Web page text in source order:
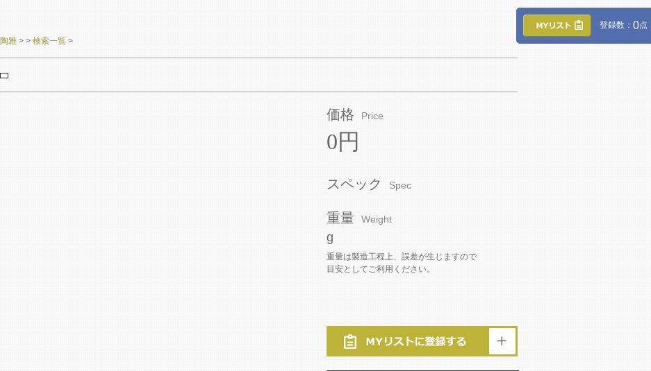
登録数： 0点
陶雅 > > 検索一覧 >
価格 Price
0円
スペック Spec
重量 Weight
g
重量は製造工程上、誤差が生じますので
目安としてご利用ください。